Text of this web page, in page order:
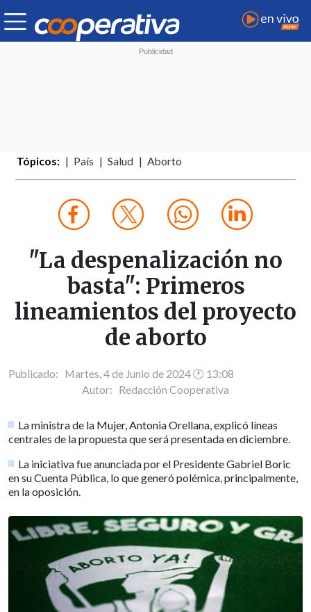
Tópicos: País Salud Aborto
"La despenalización no
basta": Primeros
lineamientos del proyecto
de aborto
Publicado: Martes, 4 de Junio de 2024 🕐 13:08
Autor: Redacción Cooperativa
La ministra de la Mujer, Antonia Orellana, explicó líneas
centrales de la propuesta que será presentada en diciembre.
La iniciativa fue anunciada por el Presidente Gabriel Boric
en su Cuenta Pública, lo que generó polémica, principalmente,
en la oposición.